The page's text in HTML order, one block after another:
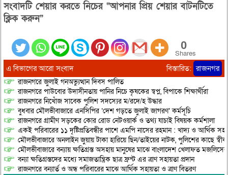
সংবাদটি শেয়ার করতে নিচের “আপনার প্রিয় শেয়ার বাটনটিতে
ক্লিক করুন”
0
Shares
এ বিভাগের আরো সংবাদ বিস্তারিত: রাজনগর
রাজনগরে জুলাই গনঅভ্যুত্থান দিবস পালিত
রাজনগরে পাউবোর উদাসীনতায় পানির নিচে কৃষকের স্বপ্ন, বিপাকে শিক্ষার্থীরা
রাজনগরে নিখোঁজ সাবেক পুলিশ সদস্যের ম/রদে/হ উদ্ধার
বুধবার মৌলভীবাজারে এনসিপির ‘দেশ গড়তে জুলাই জাগরণ’ কর্মসূচি
রাজনগরে গ্রামীণ সড়কের কোর রোড নেটওয়ার্ক ও তথ্য যাচাই বিষয়ক কর্মশালা
একই পরিবারের ১১ দৃষ্টিপ্রতিবন্ধীর পাশে এমপি নাসের রহমান : খাদ্য ও আর্থিক
মৌলভীবাজারে অনলাইন জুয়ায় টাকা হারিয়ে ছিন/তাইয়ের নাটক, পুলিশের কাছে
মৌলভীবাজারে বন্যায় ক্ষতিগ্রস্ত অসহায় মানুষের মাঝে বাংলাদেশ খেলাফত মজলিসের
বন্যা ক্ষতিগ্রস্তদের মধ্যে সমাজতান্ত্রিক ছাত্র ফ্রন্ট এর ত্রাণ সহায়তা প্রদান
রাজনগরে বন্যার্ত ও অন্ধ পরিবারের মাঝে আর্থিক সহায়তা ও ত্রাণ বিতরণ